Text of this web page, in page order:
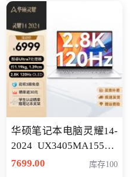
华硕笔记本电脑灵耀14-
2024 UX3405MA155夜
空蓝 oled 智慧轻薄本 会
7699.00 库存100